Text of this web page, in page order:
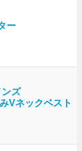
ー
ズ
Vネックベスト